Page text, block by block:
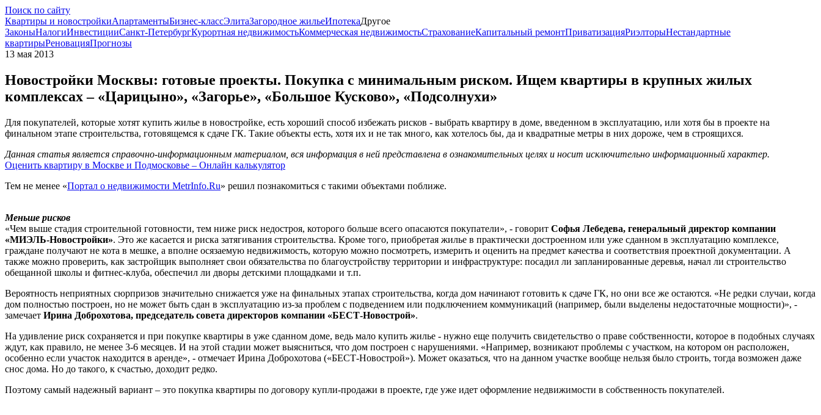
Поиск по сайту
Квартиры и новостройкиАпартаментыБизнес-классЭлитаЗагородное жильеИпотекаДругое
ЗаконыНалогиИнвестицииСанкт-ПетербургКурортная недвижимостьКоммерческая недвижимостьСтрахованиеКапитальный ремонтПриватизацияРиэлторыНестандартные
квартирыРеновацияПрогнозы
13 мая 2013
Новостройки Москвы: готовые проекты. Покупка с минимальным риском. Ищем квартиры в крупных жилых
комплексах – «Царицыно», «Загорье», «Большое Кусково», «Подсолнухи»
Для покупателей, которые хотят купить жилье в новостройке, есть хороший способ избежать рисков - выбрать квартиру в доме, введенном в эксплуатацию, или хотя бы в проекте на
финальном этапе строительства, готовящемся к сдаче ГК. Такие объекты есть, хотя их и не так много, как хотелось бы, да и квадратные метры в них дороже, чем в строящихся.
Данная статья является справочно-информационным материалом, вся информация в ней представлена в ознакомительных целях и носит исключительно информационный характер.
Оценить квартиру в Москве и Подмосковье – Онлайн калькулятор
Тем не менее «Портал о недвижимости MetrInfo.Ru» решил познакомиться с такими объектами поближе.
Меньше рисков
«Чем выше стадия строительной готовности, тем ниже риск недостроя, которого больше всего опасаются покупатели», - говорит Софья Лебедева, генеральный директор компании
«МИЭЛЬ-Новостройки». Это же касается и риска затягивания строительства. Кроме того, приобретая жилье в практически достроенном или уже сданном в эксплуатацию комплексе,
граждане получают не кота в мешке, а вполне осязаемую недвижимость, которую можно посмотреть, измерить и оценить на предмет качества и соответствия проектной документации. А
также можно проверить, как застройщик выполняет свои обязательства по благоустройству территории и инфраструктуре: посадил ли запланированные деревья, начал ли строительство
обещанной школы и фитнес-клуба, обеспечил ли дворы детскими площадками и т.п.
Вероятность неприятных сюрпризов значительно снижается уже на финальных этапах строительства, когда дом начинают готовить к сдаче ГК, но они все же остаются. «Не редки случаи, когда
дом полностью построен, но не может быть сдан в эксплуатацию из-за проблем с подведением или подключением коммуникаций (например, были выделены недостаточные мощности)», -
замечает Ирина Доброхотова, председатель совета директоров компании «БЕСТ-Новострой».
На удивление риск сохраняется и при покупке квартиры в уже сданном доме, ведь мало купить жилье - нужно еще получить свидетельство о праве собственности, которое в подобных случаях
ждут, как правило, не менее 3-6 месяцев. И на этой стадии может выясниться, что дом построен с нарушениями. «Например, возникают проблемы с участком, на котором он расположен,
особенно если участок находится в аренде», - отмечает Ирина Доброхотова («БЕСТ-Новострой»). Может оказаться, что на данном участке вообще нельзя было строить, тогда возможен даже
снос дома. Но до такого, к счастью, доходит редко.
Поэтому самый надежный вариант – это покупка квартиры по договору купли-продажи в проекте, где уже идет оформление недвижимости в собственность покупателей.